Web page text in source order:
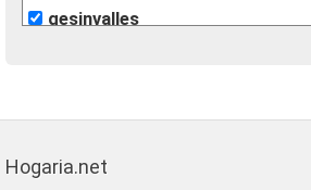
gesinvalles
lunallar
Hogaria.net